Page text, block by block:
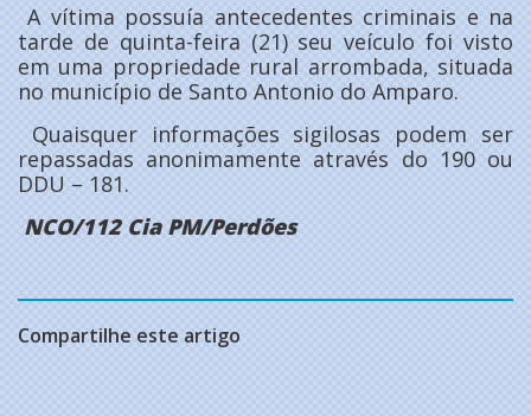
A vítima possuía antecedentes criminais e na
tarde de quinta-feira (21) seu veículo foi visto
em uma propriedade rural arrombada, situada
no município de Santo Antonio do Amparo.
Quaisquer informações sigilosas podem ser
repassadas anonimamente através do 190 ou
DDU – 181.
NCO/112 Cia PM/Perdões
Compartilhe este artigo